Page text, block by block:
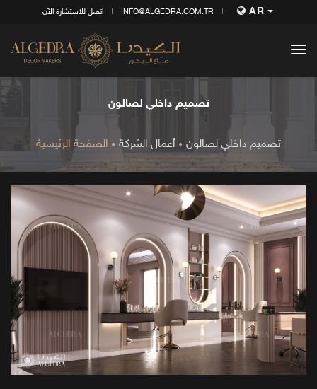
اتصل للاستشارة الآن INFO@ALGEDRA.COM.TR AR
تصميم داخلي لصالون
الصفحة الرئيسية أعمال الشركة تصميم داخلي لصالون